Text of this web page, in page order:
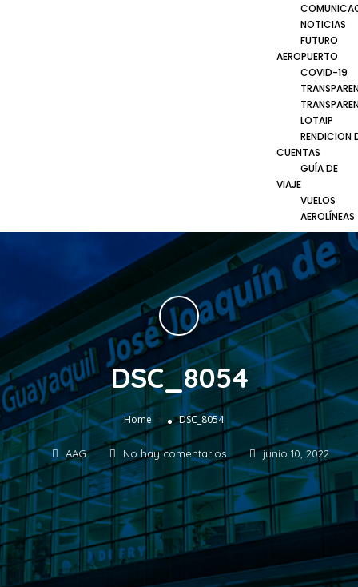
NOTICIAS
FUTURO
AEROPUERTO
COVID-19
LOTAIP
RENDICION
CUENTAS
GUÍA DE
VIAJE
VUELOS
AEROLÍNEAS
DSC_8054
Home » DSC_8054
AAG No hay comentarios junio 10, 2022